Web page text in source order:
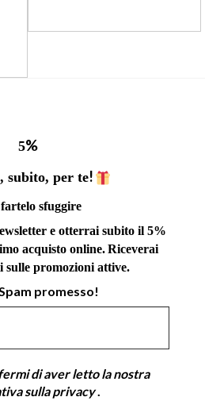
5%
subito, per te!
sfuggire
e otterrai subito il 5%
acquisto online.Riceverai
sulle promozioni attive.
promesso!
di aver letto la nostra
sulla privacy.